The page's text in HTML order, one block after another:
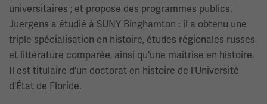
universitaires ; et propose des programmes publics.
Juergens a étudié à SUNY Binghamton : il a obtenu une
triple spécialisation en histoire, études régionales russes
et littérature comparée, ainsi qu'une maîtrise en histoire.
Il est titulaire d'un doctorat en histoire de l'Université
d'État de Floride.